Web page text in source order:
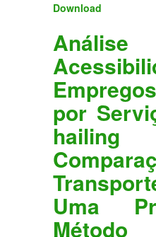
Download
por
Uma
Método